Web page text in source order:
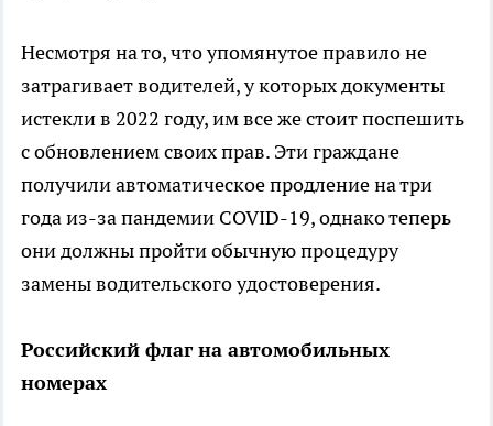
Несмотря на то, что упомянутое правило не
затрагивает водителей, у которых документы
истекли в 2022 году, им все же стоит поспешить
с обновлением своих прав. Эти граждане
получили автоматическое продление на три
года из-за пандемии COVID-19, однако теперь
они должны пройти обычную процедуру
замены водительского удостоверения.
Российский флаг на автомобильных
номерах